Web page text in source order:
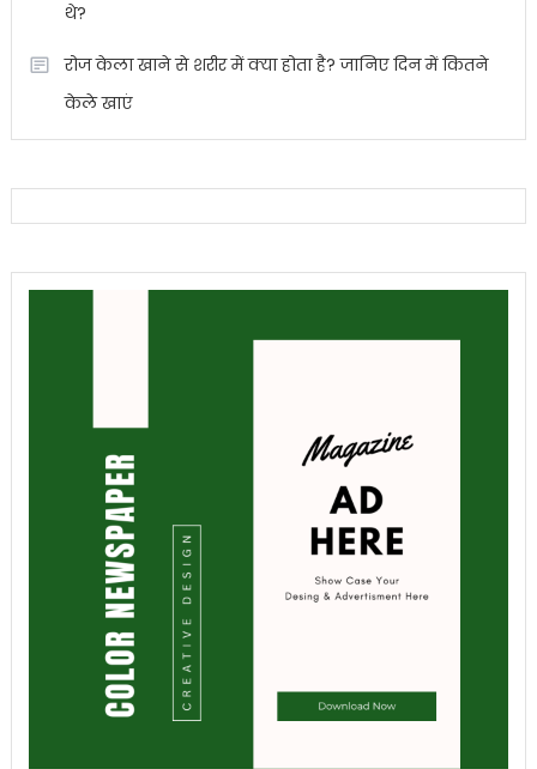
थे?
रोज केला खाने से शरीर में क्या होता है? जानिए दिन में कितने
केले खाएं